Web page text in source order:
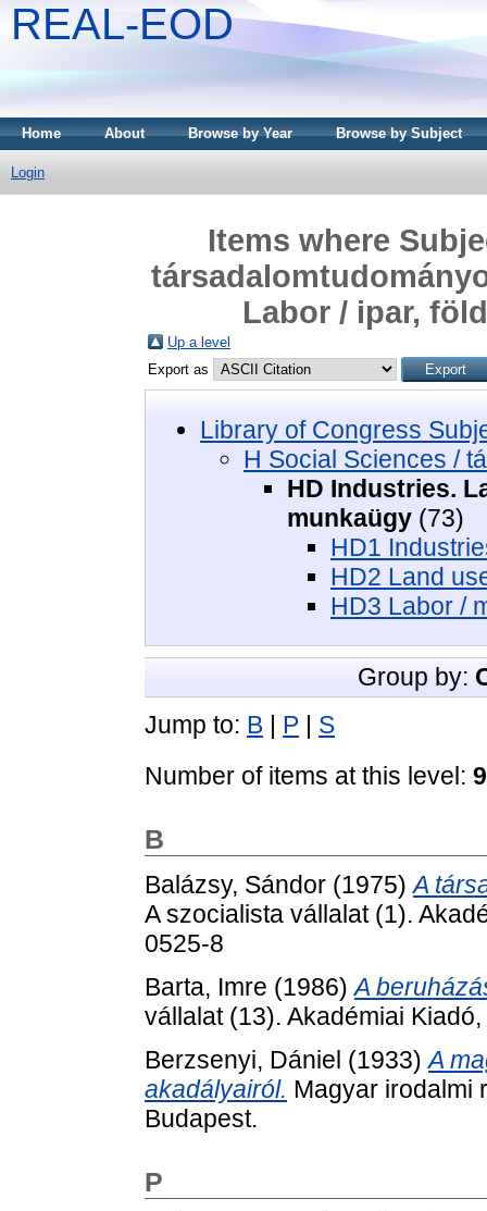
REAL-EOD
Home About Browse by Year Browse by Subject
Login
Items where
Labor / ipar,
Up a level
Export as
Library of Congress
H Social Sciences /
HD Industries.
munkaügy (73)
HD1
HD2 Land
HD3 Labor /
Group by:
Jump to: B P
S
Number of items at this level: 9
B
Balázsy, Sándor (1975)A
A szocialista vállalat (1).
0525-8
Barta, Imre (1986)A
vállalat (13). Akadémiai
Berzsenyi, Dániel (1933)A
akadályairól. Magyar irodalmi
Budapest.
P